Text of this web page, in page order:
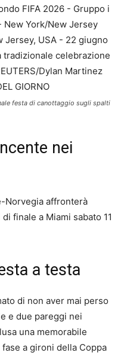
festa di canottaggio sugli spalti
nei
Norvegia affronterà
finale a Miami sabato 11
a testa
di non aver mai perso
e due pareggi nei
una memorabile
a gironi della Coppa